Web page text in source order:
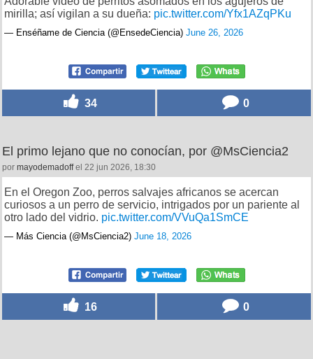
mirilla; así vigilan a su dueña: pic.twitter.com/Yfx1AZqPKu
— Enséñame de Ciencia (@EnsedeCiencia) June 26, 2026
34 0
El primo lejano que no conocían, por @MsCiencia2
por mayodemadoffel 22 jun 2026, 18:30
En el Oregon Zoo, perros salvajes africanos se acercan
curiosos a un perro de servicio, intrigados por un pariente al
otro lado del vidrio. pic.twitter.com/VVuQa1SmCE
— Más Ciencia (@MsCiencia2) June 18, 2026
16 0